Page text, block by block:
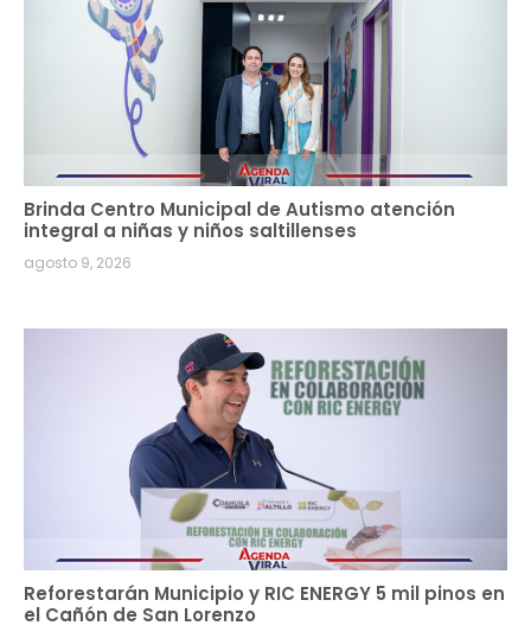
Brinda Centro Municipal de Autismo atención
integral a niñas y niños saltillenses
agosto 9, 2026
Reforestarán Municipio y RIC ENERGY 5 mil pinos en
el Cañón de San Lorenzo